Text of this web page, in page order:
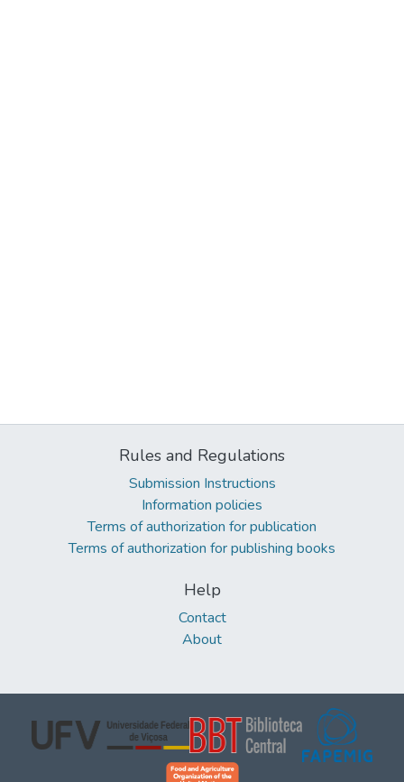
Rules and Regulations
Submission Instructions
Information policies
Terms of authorization for publication
Terms of authorization for publishing books
Help
Contact
About